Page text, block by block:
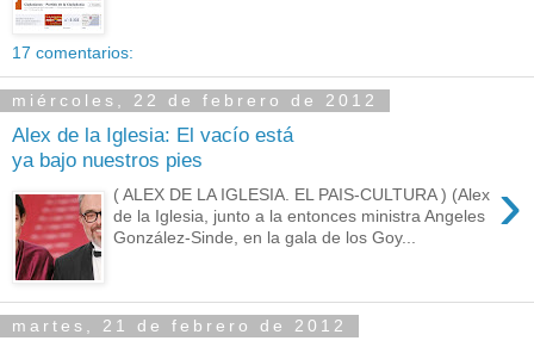
17 comentarios:
miércoles, 22 de febrero de 2012
Alex de la Iglesia: El vacío está
ya bajo nuestros pies
›
( ALEX DE LA IGLESIA. EL PAIS-CULTURA ) (Alex
de la Iglesia, junto a la entonces ministra Angeles
González-Sinde, en la gala de los Goy...
martes, 21 de febrero de 2012